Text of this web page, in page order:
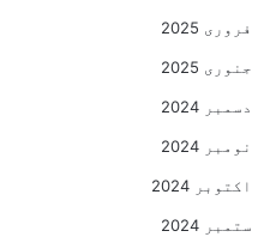
فروری 2025
جنوری 2025
دسمبر 2024
نومبر 2024
اکتوبر 2024
ستمبر 2024